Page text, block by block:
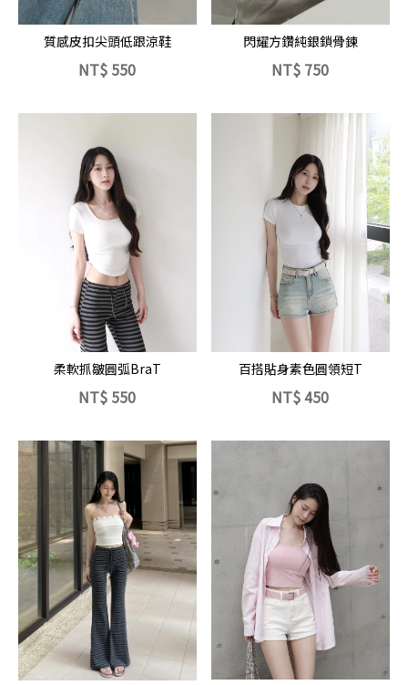
立即選購
質感皮扣尖頭低跟涼鞋
NT$ 550
立即選購
閃耀方鑽純銀鎖骨鍊
NT$ 750
立即選購
柔軟抓皺圓弧BraT
NT$ 550
立即選購
百搭貼身素色圓領短T
NT$450
立即選購